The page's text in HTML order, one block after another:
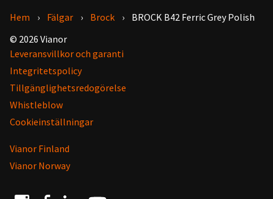
Hem Fälgar Brock
BROCK B42 Ferric Grey Polish
© 2026 Vianor
Leveransvillkor och garanti
Integritetspolicy
Tillgänglighetsredogörelse
Whistleblow
Cookieinställningar
Vianor Finland
Vianor Norway